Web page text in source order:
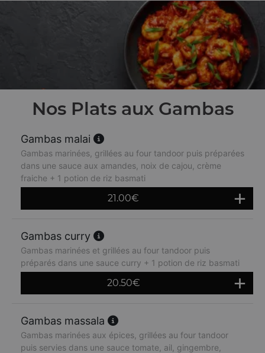
Nos Plats aux Gambas
Gambas malai
Gambas marinées, grillées au four tandoor puis préparées
dans une sauce aux amandes, noix de cajou, crème
fraiche + 1 potion de riz basmati
21.00€
Gambas curry
Gambas marinées et grillées au four tandoor puis
préparés dans une sauce curry + 1 potion de riz basmati
20.50€
Gambas massala
Gambas marinées aux épices, grillées au four tandoor
puis servies dans une sauce tomate, ail, gingembre,